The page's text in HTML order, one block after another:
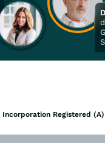
Incorporation Registered